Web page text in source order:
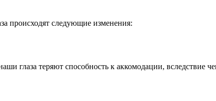
происходят следующие изменения:
теряют способность к аккомодации, вследствие